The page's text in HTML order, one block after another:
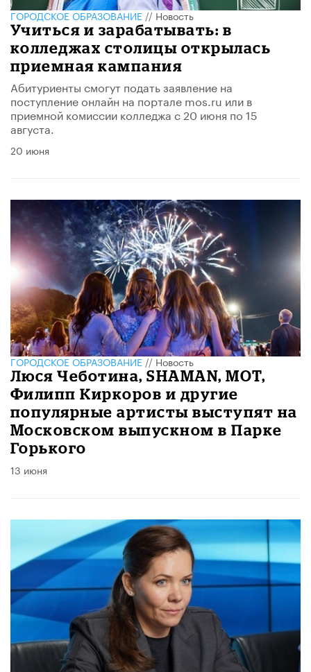
ГОРОДСКОЕ ОБРАЗОВАНИЕ//Новость
Учиться и зарабатывать: в
колледжах столицы открылась
приемная кампания
​Абитуриенты смогут подать заявление на
поступление онлайн на портале mos.ru или в
приемной комиссии колледжа с 20 июня по 15
августа.
20 июня
ГОРОДСКОЕ ОБРАЗОВАНИЕ//Новость
Люся Чеботина, SHAMAN, МОТ,
Филипп Киркоров и другие
популярные артисты выступят на
Московском выпускном в Парке
Горького
13 июня